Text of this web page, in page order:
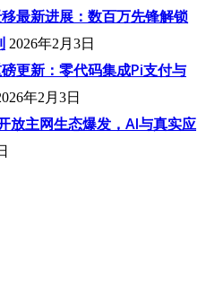
最新进展：数百万先锋解锁
2026年2月3日
更新：零代码集成Pi支付与
年2月3日
放主网生态爆发，AI与真实应